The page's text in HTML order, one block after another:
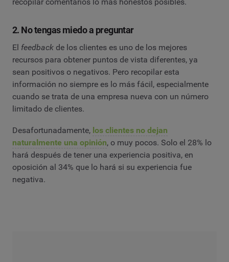
2. No tengas miedo a preguntar
El feedback de los clientes es uno de los mejores
recursos para obtener puntos de vista diferentes, ya
sean positivos o negativos. Pero recopilar esta
información no siempre es lo más fácil, especialmente
cuando se trata de una empresa nueva con un número
limitado de clientes.
Desafortunadamente, los clientes no dejan
naturalmente una opinión, o muy pocos. Solo el 28% lo
hará después de tener una experiencia positiva, en
oposición al 34% que lo hará si su experiencia fue
negativa.